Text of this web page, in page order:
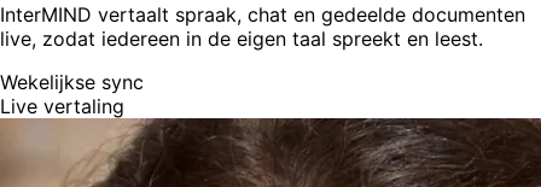
InterMIND vertaalt spraak, chat en gedeelde documenten
live, zodat iedereen in de eigen taal spreekt en leest.
Wekelijkse sync
Live vertaling